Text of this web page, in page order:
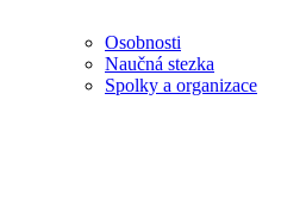
Osobnosti
Naučná stezka
Spolky a organizace